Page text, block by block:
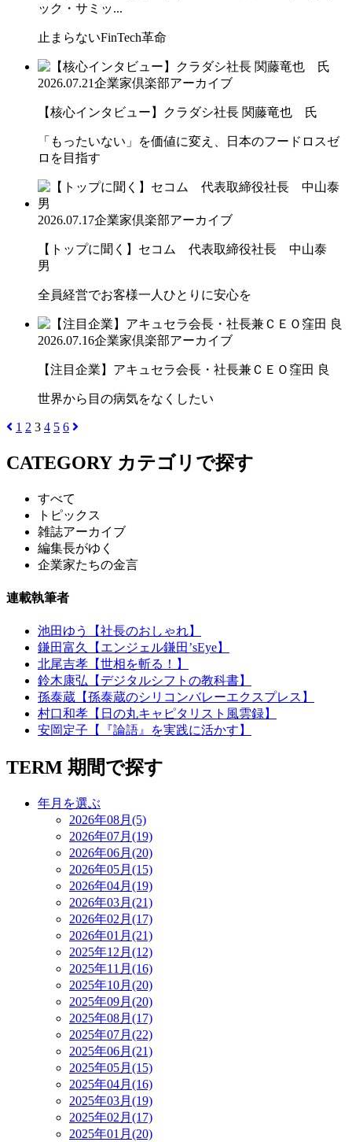
ック・サミッ...
止まらないFinTech革命
2026.07.21企業家倶楽部アーカイブ
【核心インタビュー】クラダシ社長 関藤竜也 氏
「もったいない」を価値に変え、日本のフードロスゼ
ロを目指す
2026.07.17企業家倶楽部アーカイブ
【トップに聞く】セコム 代表取締役社長 中山泰
男
全員経営でお客様一人ひとりに安心を
2026.07.16企業家倶楽部アーカイブ
【注目企業】アキュセラ会長・社長兼ＣＥＯ窪田 良
世界から目の病気をなくしたい
1 2 3 4 5 6
CATEGORY カテゴリで探す
すべて
トピックス
雑誌アーカイブ
編集長がゆく
企業家たちの金言
連載執筆者
池田ゆう【社長のおしゃれ】
鎌田富久【エンジェル鎌田’sEye】
北尾吉孝【世相を斬る！】
鈴木康弘【デジタルシフトの教科書】
孫泰蔵【孫泰蔵のシリコンバレーエクスプレス】
村口和孝【日の丸キャピタリスト風雲録】
安岡定子【『論語』を実践に活かす】
TERM 期間で探す
年月を選ぶ
2026年08月(5)
2026年07月(19)
2026年06月(20)
2026年05月(15)
2026年04月(19)
2026年03月(21)
2026年02月(17)
2026年01月(21)
2025年12月(12)
2025年11月(16)
2025年10月(20)
2025年09月(20)
2025年08月(17)
2025年07月(22)
2025年06月(21)
2025年05月(15)
2025年04月(16)
2025年03月(19)
2025年02月(17)
2025年01月(20)